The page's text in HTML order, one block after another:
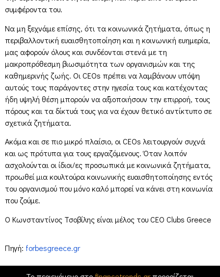
συμφέροντα του.
Να μη ξεχνάμε επίσης, ότι τα κοινωνικά ζητήματα, όπως η
περιβαλλοντική ευαισθητοποίηση και η κοινωνική ευημερία,
μας αφορούν όλους και συνδέονται στενά με τη
μακροπρόθεσμη βιωσιμότητα των οργανισμών και της
καθημερινής ζωής. Οι CEOs πρέπει να λαμβάνουν υπόψη
αυτούς τους παράγοντες στην ηγεσία τους και κατέχοντας
ήδη υψηλή θέση μπορούν να αξιοποιήσουν την επιρροή, τους
πόρους και τα δίκτυά τους για να έχουν θετικό αντίκτυπο σε
σχετικά ζητήματα.
Ακόμα και σε πιο μικρό πλαίσιο, οι CEOs λειτουργούν συχνά
και ως πρότυπα για τους εργαζόμενους. Όταν λοιπόν
ασχολούνται οι ίδιοι/ες προσωπικά με κοινωνικά ζητήματα,
προωθεί μια κουλτούρα κοινωνικής ευαισθητοποίησης εντός
του οργανισμού που μόνο καλό μπορεί να κάνει στη κοινωνία
που ζούμε.
Ο Κωνσταντίνος Τσοβίλης είναι μέλος του CEO Clubs Greece
Πηγή: forbesgreece.gr